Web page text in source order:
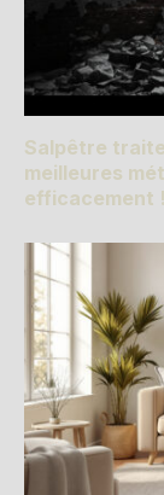
Salpêtre
meilleures
efficacement !